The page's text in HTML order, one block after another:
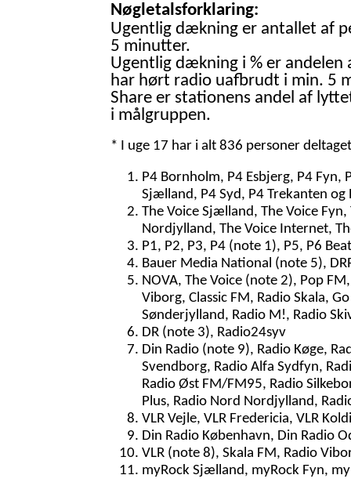
Nøgletalsforklaring:
Ugentlig dækning er antallet af
5 minutter.
Ugentlig dækning i % er
har hørt radio uafbrudt i min. 5
Share er stationens andel af
i målgruppen.
* I uge 17 har i alt 836 personer
P4 Bornholm, P4 Esbjerg, P4
Sjælland, P4 Syd, P4 Trekanten
The Voice Sjælland, The Voice
Nordjylland, The Voice Internet,
P1, P2, P3, P4 (note 1), P5, P6
Bauer Media National (note 5),
NOVA, The Voice (note 2), Pop
Viborg, Classic FM, Radio Skala,
Sønderjylland, Radio M!, Radio
DR (note 3), Radio24syv
Din Radio (note 9), Radio Køge,
Svendborg, Radio Alfa Sydfyn,
Radio Øst FM/FM95, Radio
Plus, Radio Nord Nordjylland,
VLR Vejle, VLR Fredericia, VLR
Din Radio København, Din Radio
VLR (note 8), Skala FM, Radio
myRock Sjælland, myRock Fyn,